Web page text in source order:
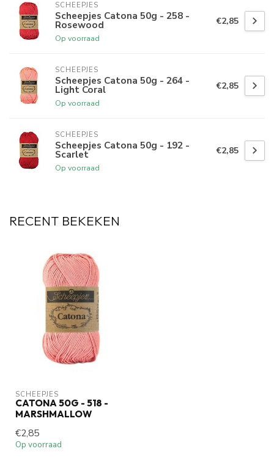
SCHEEPJES
Scheepjes Catona 50g - 258 -
Rosewood
Op voorraad
€2,85
SCHEEPJES
Scheepjes Catona 50g - 264 -
Light Coral
Op voorraad
€2,85
SCHEEPJES
Scheepjes Catona 50g - 192 -
Scarlet
Op voorraad
€2,85
RECENT BEKEKEN
SCHEEPJES
CATONA 50G - 518 -
MARSHMALLOW
€2,85
Op voorraad